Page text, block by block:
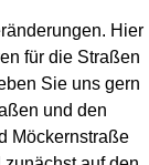
Hier
für die Straßen
Sie uns gern
und den
Möckernstraße